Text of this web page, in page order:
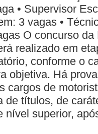
• Supervisor
3 vagas •
O concurso da
realizado em
conforme o
objetiva. Há
de
de títulos, de
nível superior,